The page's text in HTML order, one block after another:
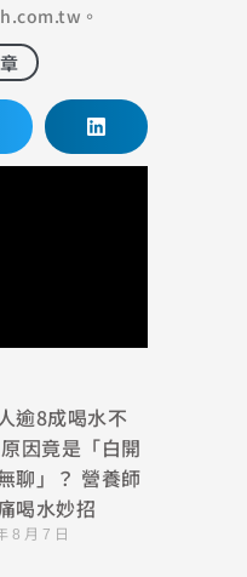
。
逾8成喝水不
因竟是「白開
聊」？ 營養師
喝水妙招
8 月 7 日